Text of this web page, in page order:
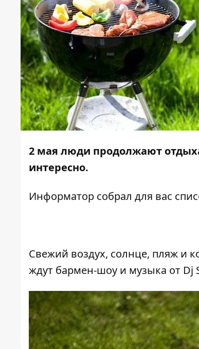
2 мая люди продолжают
интересно.
Информатор собрал для вас
Свежий воздух, солнце, пляж и
ждут бармен-шоу и музыка от Dj